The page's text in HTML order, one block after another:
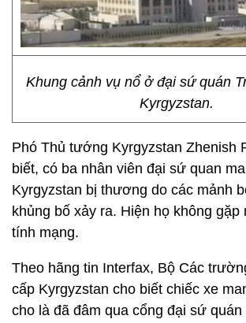
Khung cảnh vụ nổ ở đại sứ quán
Kyrgyzstan.
Phó Thủ tướng Kyrgyzstan Zhenish
biết, có ba nhân viên đại sứ quan
Kyrgyzstan bị thương do các mảnh
khủng bố xảy ra. Hiện họ không gặp
tính mạng.
Theo hãng tin Interfax, Bộ Các
cấp Kyrgyzstan cho biết chiếc xe
cho là đã đâm qua cổng đại sứ quán